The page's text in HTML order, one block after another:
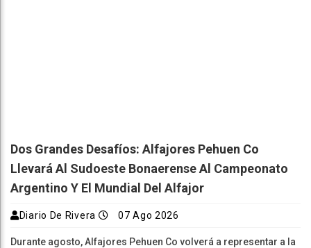
Dos Grandes Desafíos: Alfajores Pehuen Co
Llevará Al Sudoeste Bonaerense Al Campeonato
Argentino Y El Mundial Del Alfajor
Diario De Rivera 07 Ago 2026
Durante agosto, Alfajores Pehuen Co volverá a representar a la